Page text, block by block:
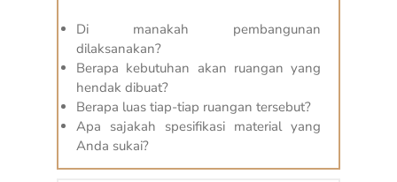
Di manakah pembangunan
dilaksanakan?
Berapa kebutuhan akan ruangan yang
hendak dibuat?
Berapa luas tiap-tiap ruangan tersebut?
Apa sajakah spesifikasi material yang
Anda sukai?